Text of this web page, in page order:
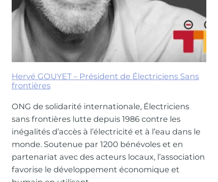
Hervé GOUYET – Président de Électriciens Sans
frontières
ONG de solidarité internationale, Électriciens
sans frontières lutte depuis 1986 contre les
inégalités d’accès à l’électricité et à l’eau dans le
monde. Soutenue par 1200 bénévoles et en
partenariat avec des acteurs locaux, l’association
favorise le développement économique et